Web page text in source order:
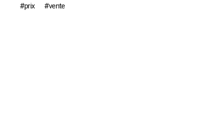
prix
vente